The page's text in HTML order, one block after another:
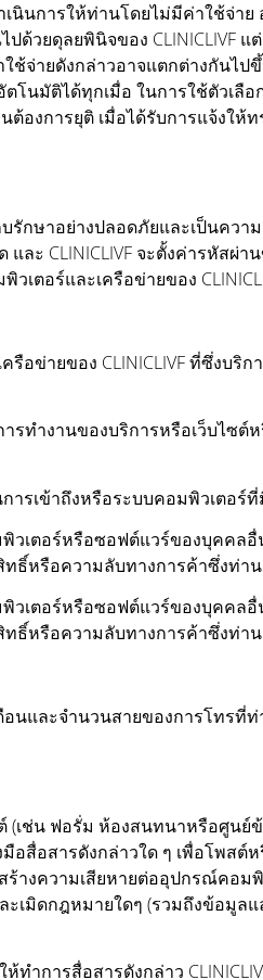
การให้ท่านโดยไม่มีค่าใช้จ่าย
ดุลยพินิจของ CLINICLIVF แต่
ใช้จ่ายดังกล่าวอาจแตกต่างกัน
นมัติได้ทุกเมื่อ ในการใช้ตัวเลื
การยุติ เมื่อได้รับการแจ้งให้ท
ษาอย่างปลอดภัยและเป็นควา
ะ CLINICLIVF จะตั้งค่ารหัสผ่
เตอร์และเครือข่ายของ
ข่ายของ CLINICLIVF ที่ซึ่งบริ
ทำงานของบริการหรือเว็บไซ
รเข้าถึงหรือระบบคอมพิวเตอร์
เตอร์หรือซอฟต์แวร์ของบุคคล
ธิ์หรือความลับทางการค้าซึ่งท่า
เตอร์หรือซอฟต์แวร์ของบุคคล
ธิ์หรือความลับทางการค้าซึ่งท่า
นและจำนวนสายของการโทร
เช่น ฟอรั่ม ห้องสนทนาหรือศูน
อสารดังกล่าวใด ๆ เพื่อโพสต์
างความเสียหายต่ออุปกรณ์คอ
เมิดกฎหมายใดๆ (รวมถึงข้อมู
ำการสื่อสารดังกล่าว